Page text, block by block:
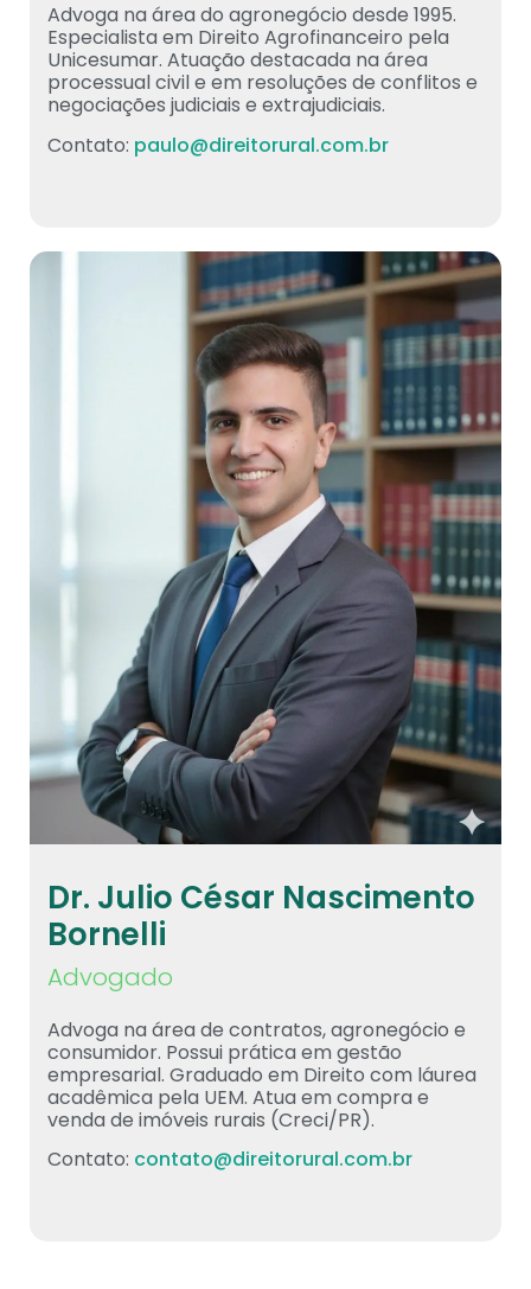
Advoga na área do agronegócio desde 1995.
Especialista em Direito Agrofinanceiro pela
Unicesumar. Atuação destacada na área
processual civil e em resoluções de conflitos e
negociações judiciais e extrajudiciais.
Contato: paulo@direitorural.com.br
Dr. Julio César Nascimento
Bornelli
Advogado
Advoga na área de contratos, agronegócio e
consumidor. Possui prática em gestão
empresarial. Graduado em Direito com láurea
acadêmica pela UEM. Atua em compra e
venda de imóveis rurais (Creci/PR).
Contato: contato@direitorural.com.br